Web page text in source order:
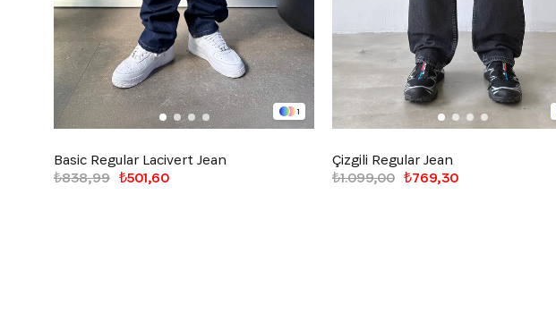
1
Basic Regular Lacivert Jean
₺501,60
₺838,99
Çizgili Regular Jean
₺769,30
₺1.099,00